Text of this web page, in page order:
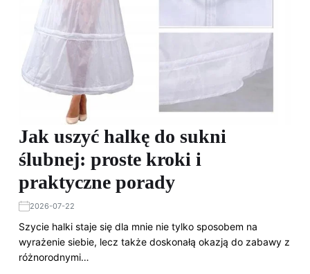
Jak uszyć halkę do sukni
ślubnej: proste kroki i
praktyczne porady
2026-07-22
Szycie halki staje się dla mnie nie tylko sposobem na
wyrażenie siebie, lecz także doskonałą okazją do zabawy z
różnorodnymi…